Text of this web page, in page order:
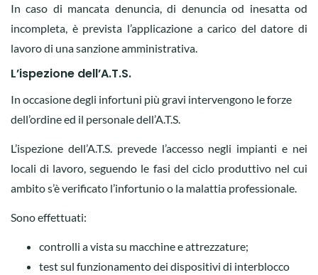
In caso di mancata denuncia, di denuncia od inesatta od
incompleta, è prevista l’applicazione a carico del datore di
lavoro di una sanzione amministrativa.
L’ispezione dell’A.T.S.
In occasione degli infortuni più gravi intervengono le forze
dell’ordine ed il personale dell’A.T.S.
L’ispezione dell’A.T.S. prevede l’accesso negli impianti e nei
locali di lavoro, seguendo le fasi del ciclo produttivo nel cui
ambito s’è verificato l’infortunio o la malattia professionale.
Sono effettuati:
controlli a vista su macchine e attrezzature;
test sul funzionamento dei dispositivi di interblocco